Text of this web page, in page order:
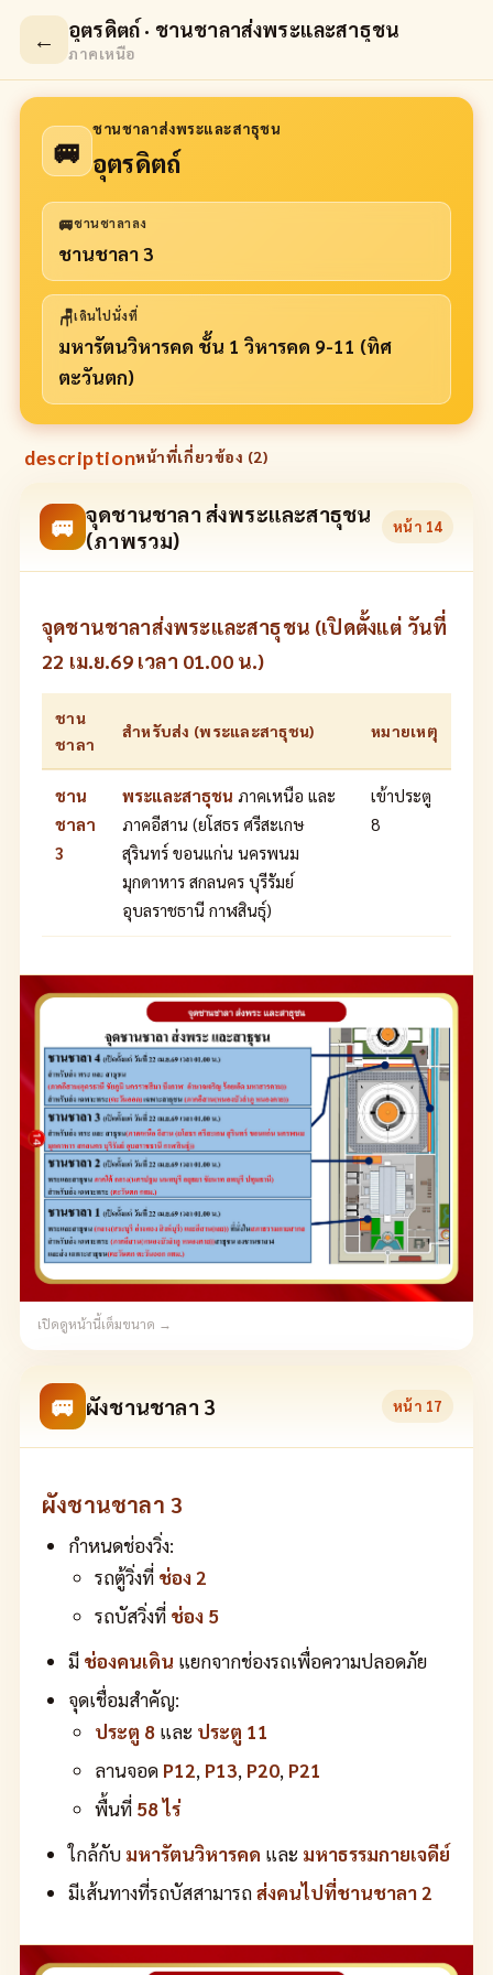
← อุตรดิตถ์ · ชานชาลาส่งพระและสาธุชน
ภาคเหนือ
🚐
ชานชาลาส่งพระและสาธุชน
อุตรดิตถ์
🚐ชานชาลาลง
ชานชาลา 3
🪑เดินไปนั่งที่
มหารัตนวิหารคด ชั้น 1 วิหารคด 9-11 (ทิศ
ตะวันตก)
descriptionหน้าที่เกี่ยวข้อง (2)
🚐 จุดชานชาลา ส่งพระและสาธุชน
(ภาพรวม)
หน้า 14
จุดชานชาลาส่งพระและสาธุชน (เปิดตั้งแต่ วันที่
22 เม.ย.69 เวลา 01.00 น.)
ชาน
ชาลา
สำหรับส่ง (พระและสาธุชน) หมายเหตุ
ชาน
ชาลา
3
พระและสาธุชน ภาคเหนือ และ
ภาคอีสาน (ยโสธร ศรีสะเกษ
สุรินทร์ ขอนแก่น นครพนม
มุกดาหาร สกลนคร บุรีรัมย์
อุบลราชธานี กาฬสินธุ์)
เข้าประตู
8
เปิดดูหน้านี้เต็มขนาด →
🚐 ผังชานชาลา 3 หน้า 17
ผังชานชาลา 3
กำหนดช่องวิ่ง:
รถตู้วิ่งที่ ช่อง 2
รถบัสวิ่งที่ ช่อง 5
มี ช่องคนเดิน แยกจากช่องรถเพื่อความปลอดภัย
จุดเชื่อมสำคัญ:
ประตู 8 และ ประตู 11
ลานจอด P12, P13, P20, P21
พื้นที่ 58 ไร่
ใกล้กับ มหารัตนวิหารคด และ มหาธรรมกายเจดีย์
มีเส้นทางที่รถบัสสามารถส่งคนไปที่ชานชาลา 2